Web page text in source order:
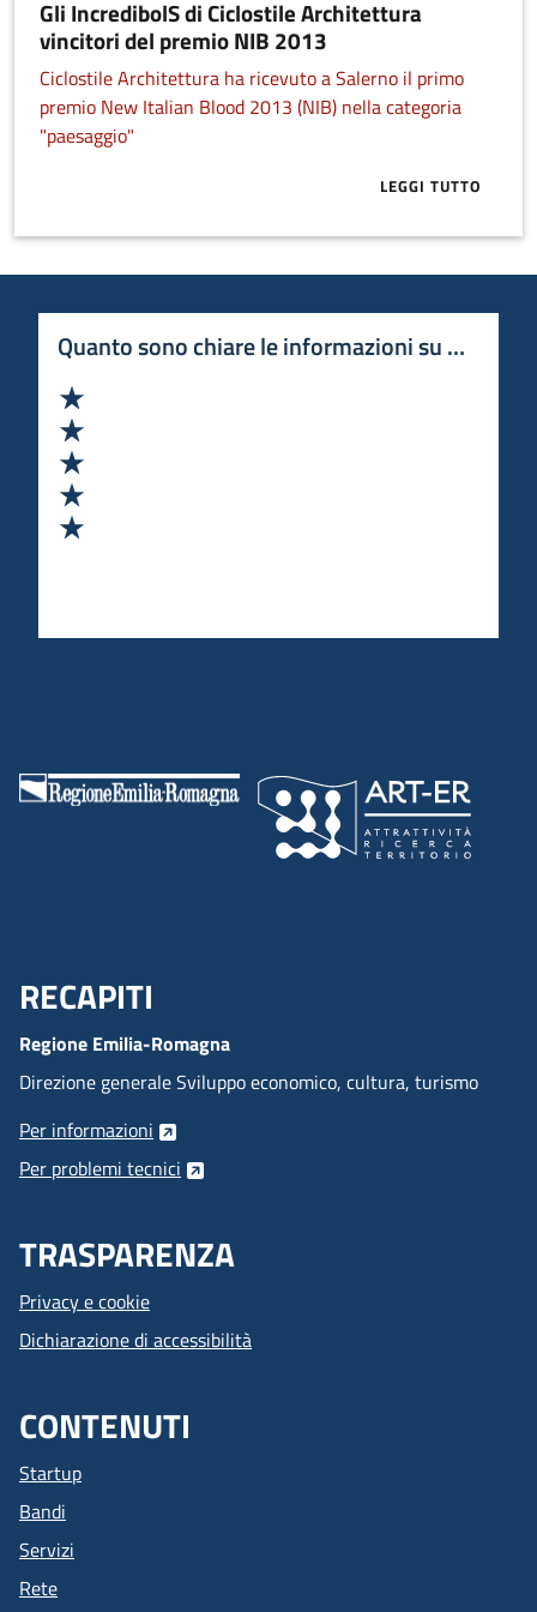
Gli IncredibolS di Ciclostile Architettura
vincitori del premio NIB 2013
Ciclostile Architettura ha ricevuto a Salerno il primo
premio New Italian Blood 2013 (NIB) nella categoria
"paesaggio"
LEGGI TUTTO
ABOUT GLI
Quanto sono chiare le informazioni su questa
Menu Footer
RECAPITI
Regione Emilia-Romagna
Direzione generale Sviluppo economico, cultura, turismo
Per informazioni
Per problemi tecnici
TRASPARENZA
Privacy e cookie
Dichiarazione di accessibilità
CONTENUTI
Startup
Bandi
Servizi
Rete